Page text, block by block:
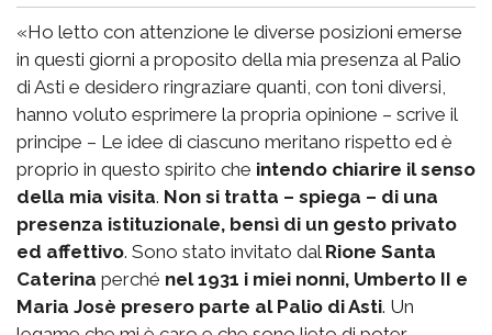
«Ho letto con attenzione le diverse posizioni emerse
in questi giorni a proposito della mia presenza al Palio
di Asti e desidero ringraziare quanti, con toni diversi,
hanno voluto esprimere la propria opinione – scrive il
principe – Le idee di ciascuno meritano rispetto ed è
proprio in questo spirito che intendo chiarire il senso
della mia visita. Non si tratta – spiega – di una
presenza istituzionale, bensì di un gesto privato
ed affettivo. Sono stato invitato dal Rione Santa
Caterina perché nel 1931 i miei nonni, Umberto II e
Maria Josè presero parte al Palio di Asti. Un